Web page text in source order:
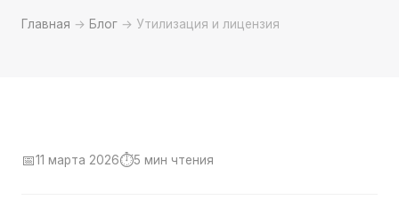
Главная → Блог → Утилизация и лицензия
📅11 марта 2026⏱5 мин чтения